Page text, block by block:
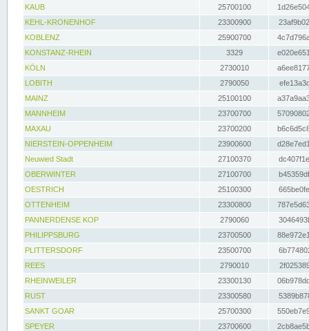
KAUB
25700100
KEHL-KRONENHOF
23300900
KOBLENZ
25900700
KONSTANZ-RHEIN
3329
KÖLN
2730010
LOBITH
2790050
MAINZ
25100100
MANNHEIM
23700700
MAXAU
23700200
NIERSTEIN-OPPENHEIM
23900600
Neuwied Stadt
27100370
OBERWINTER
27100700
OESTRICH
25100300
OTTENHEIM
23300800
PANNERDENSE KOP
2790060
PHILIPPSBURG
23700500
PLITTERSDORF
23500700
REES
2790010
RHEINWEILER
23300130
RUST
23300580
SANKT GOAR
25700300
SPEYER
23700600